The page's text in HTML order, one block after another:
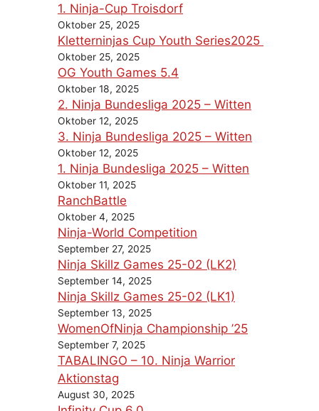
1. Ninja-Cup Troisdorf
Oktober 25, 2025
Kletterninjas Cup Youth Series2025
Oktober 25, 2025
OG Youth Games 5.4
Oktober 18, 2025
2. Ninja Bundesliga 2025 – Witten
Oktober 12, 2025
3. Ninja Bundesliga 2025 – Witten
Oktober 12, 2025
1. Ninja Bundesliga 2025 – Witten
Oktober 11, 2025
RanchBattle
Oktober 4, 2025
Ninja-World Competition
September 27, 2025
Ninja Skillz Games 25-02 (LK2)
September 14, 2025
Ninja Skillz Games 25-02 (LK1)
September 13, 2025
WomenOfNinja Championship ’25
September 7, 2025
TABALINGO – 10. Ninja Warrior
Aktionstag
August 30, 2025